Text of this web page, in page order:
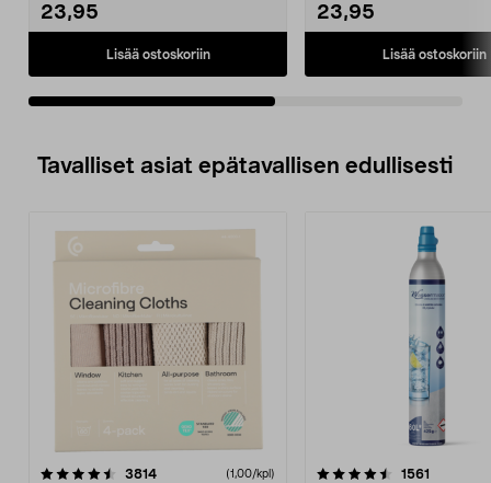
23,95
Lisää ostoskoriin
23,95
Lisää ostoskoriin
Tavalliset asiat epätavallisen edullisesti
3814arvostelut (1,00/kpl)
4.5viidestä
1561
4.5viidestä